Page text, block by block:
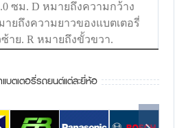
ซม. D หมายถึงความกว้าง
ายถึงความยาวของแบตเตอรี่
าย. R หมายถึงขั้วขวา.
แบตเตอรี่รถยนต์แต่ละยี่ห้อ